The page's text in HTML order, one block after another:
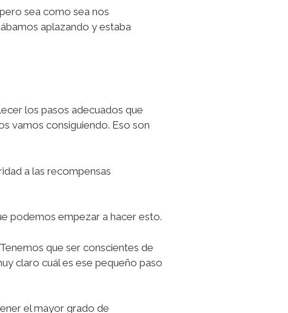
, pero sea como sea nos
aplazando y estaba
los pasos adecuados que
vamos consiguiendo. Eso son
a las recompensas
podemos empezar a hacer esto.
que ser conscientes de
claro cuál es ese pequeño paso
el mayor grado de